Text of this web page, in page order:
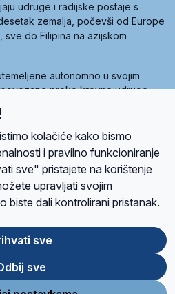
udruge i radijske postaje s
zemalja, počevši od Europe
do Filipina na azijskom
autonomno u svojim
preko krovne udruge
utemeljilo je sedam članica, među
Marija.
PrijateljiKontaktPravila privatnosti
reCAPTCHA sustavom
kolačiće kako bismo
i pravilno funkcioniranje
sve" pristajete na korištenje
upravljati svojim
biste dali kontrolirani pristanak.
sve
sve